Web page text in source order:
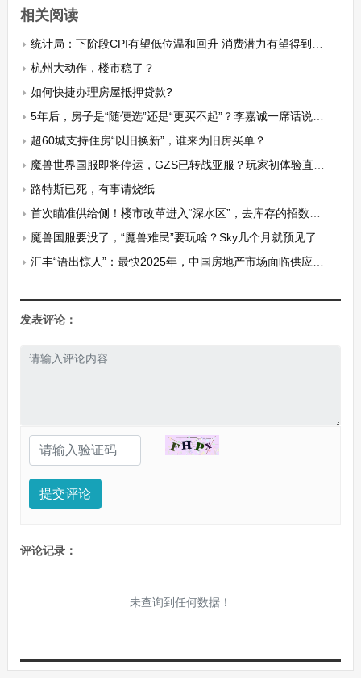
相关阅读
统计局：下阶段CPI有望低位温和回升 消费潜力有望得到持续释放
杭州大动作，楼市稳了？
如何快捷办理房屋抵押贷款?
5年后，房子是“随便选”还是“更买不起”？李嘉诚一席话说透了
超60城支持住房“以旧换新”，谁来为旧房买单？
魔兽世界国服即将停运，GZS已转战亚服？玩家初体验直言遇坑了！
路特斯已死，有事请烧纸
首次瞄准供给侧！楼市改革进入“深水区”，去库存的招数越来越猛
魔兽国服要没了，“魔兽难民”要玩啥？Sky几个月就预见了答案！
汇丰“语出惊人”：最快2025年，中国房地产市场面临供应短缺！
发表评论：
提交评论
评论记录：
未查询到任何数据！